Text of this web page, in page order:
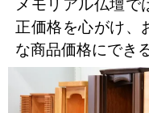
正価格を心がけ、
な商品価格にでき